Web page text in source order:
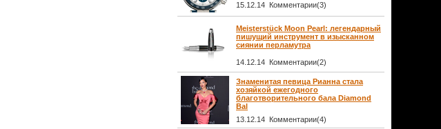
15.12.14 Комментарии(3)
Meisterstück Moon Pearl: легендарный
пишущий инструмент в изысканном
сиянии перламутра
14.12.14 Комментарии(2)
Знаменитая певица Рианна стала
хозяйкой ежегодного
благотворительного бала Diamond
Bal
13.12.14 Комментарии(4)